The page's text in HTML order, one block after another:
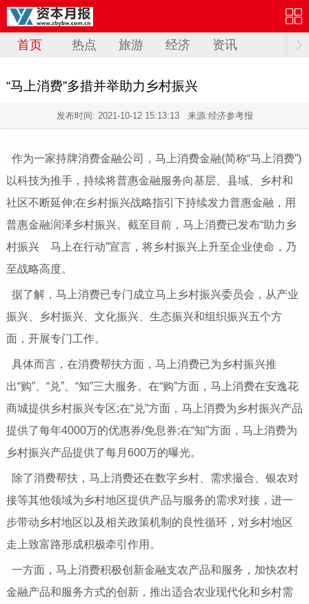
首页 热点 旅游 经济 资讯
“马上消费”多措并举助力乡村振兴
发布时间: 2021-10-12 15:13:13 来源:经济参考报
作为一家持牌消费金融公司，马上消费金融(简称“马上消费”)
以科技为推手，持续将普惠金融服务向基层、县域、乡村和
社区不断延伸;在乡村振兴战略指引下持续发力普惠金融，用
普惠金融润泽乡村振兴。截至目前，马上消费已发布“助力乡
村振兴 马上在行动”宣言，将乡村振兴上升至企业使命，乃
至战略高度。
据了解，马上消费已专门成立马上乡村振兴委员会，从产业
振兴、乡村振兴、文化振兴、生态振兴和组织振兴五个方
面，开展专门工作。
具体而言，在消费帮扶方面，马上消费已为乡村振兴推
出“购”、“兑”、“知”三大服务。在“购”方面，马上消费在安逸花
商城提供乡村振兴专区;在“兑”方面，马上消费为乡村振兴产品
提供了每年4000万的优惠券/免息券;在“知”方面，马上消费为
乡村振兴产品提供了每月600万的曝光。
除了消费帮扶，马上消费还在数字乡村、需求撮合、银农对
接等其他领域为乡村地区提供产品与服务的需求对接，进一
步带动乡村地区以及相关政策机制的良性循环，对乡村地区
走上致富路形成积极牵引作用。
一方面，马上消费积极创新金融支农产品和服务，加快农村
金融产品和服务方式的创新，推出适合农业现代化和乡村需